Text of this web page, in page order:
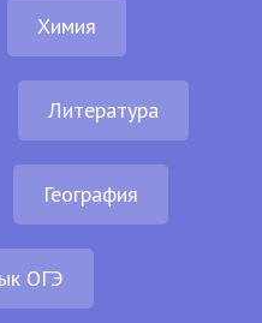
Химия
Литература
География
ОГЭ